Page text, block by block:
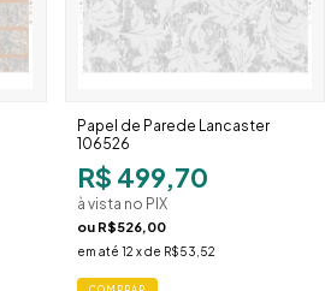
Papel de Parede Lancaster
106526
R$ 499,70
à vista no PIX
ou R$526,00
em até 12 x de R$53,52